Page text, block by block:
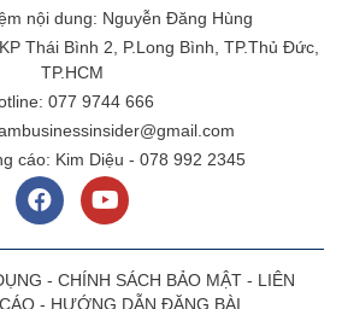
nội dung: Nguyễn Đăng Hùng
Thái Bình 2, P.Long Bình, TP.Thủ Đức,
TP.HCM
077 9744 666
cáo: Kim Diệu - 078 992 2345
- CHÍNH SÁCH BẢO MẬT - LIÊN
- HƯỚNG DẪN ĐĂNG BÀI